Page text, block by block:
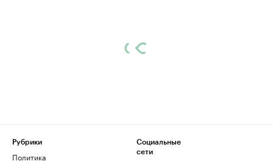
Рубрики
Политика
Социальные
сети